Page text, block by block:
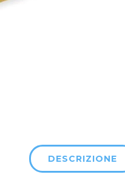
DESCRIZIONE